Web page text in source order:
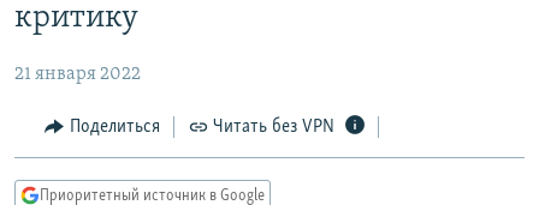
содержанию
Вернутся
навигации
Вернутся
КУЛЬТУРА
IDEL.РЕАЛИИ
КАВКАЗ.РЕАЛИИ
критику
21 января 2022
Поделиться Читать без VPN
Приоритетный источник в Google